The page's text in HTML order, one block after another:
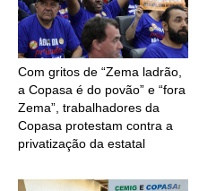
Com gritos de “Zema ladrão,
a Copasa é do povão” e “fora
Zema”, trabalhadores da
Copasa protestam contra a
privatização da estatal